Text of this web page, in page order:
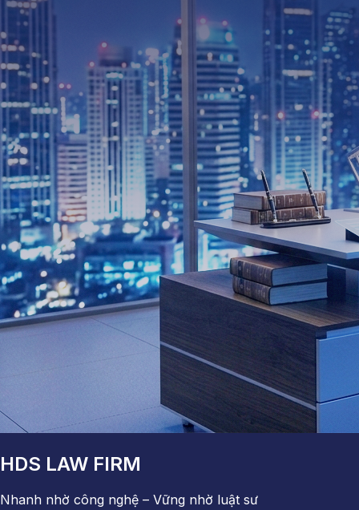
HDS LAW FIRM
Nhanh nhờ công nghệ – Vững nhờ luật sư